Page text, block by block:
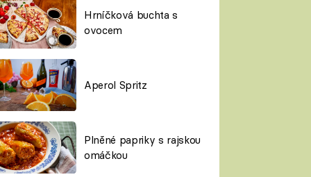
Hrníčková buchta s
ovocem
Aperol Spritz
Plněné papriky s rajskou
omáčkou